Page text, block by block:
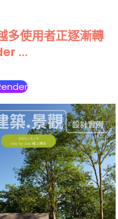
多使用者正逐漸轉
…